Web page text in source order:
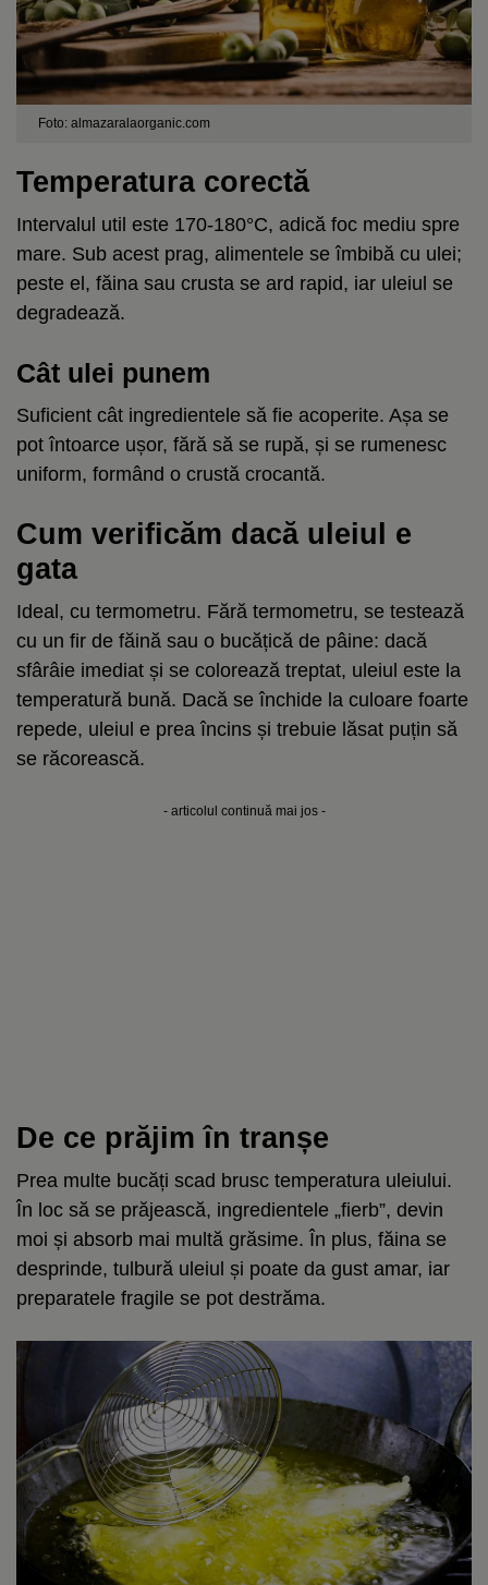
Foto: almazaralaorganic.com
Temperatura corectă
Intervalul util este 170-180°C, adică foc mediu spre
mare. Sub acest prag, alimentele se îmbibă cu ulei;
peste el, făina sau crusta se ard rapid, iar uleiul se
degradează.
Cât ulei punem
Suficient cât ingredientele să fie acoperite. Așa se
pot întoarce ușor, fără să se rupă, și se rumenesc
uniform, formând o crustă crocantă.
Cum verificăm dacă uleiul e
gata
Ideal, cu termometru. Fără termometru, se testează
cu un fir de făină sau o bucățică de pâine: dacă
sfârâie imediat și se colorează treptat, uleiul este la
temperatură bună. Dacă se închide la culoare foarte
repede, uleiul e prea încins și trebuie lăsat puțin să
se răcorească.
- articolul continuă mai jos -
De ce prăjim în tranșe
Prea multe bucăți scad brusc temperatura uleiului.
În loc să se prăjească, ingredientele „fierb”, devin
moi și absorb mai multă grăsime. În plus, făina se
desprinde, tulbură uleiul și poate da gust amar, iar
preparatele fragile se pot destrăma.